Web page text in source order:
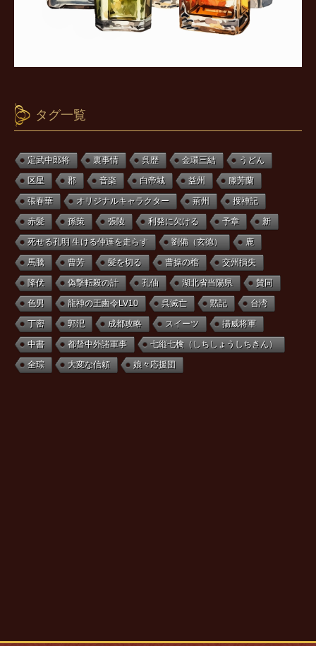
タグ一覧
定武中郎将 裏事情 呉歴 金環三結 うどん
区星 郡 音楽 白帝城 益州 滕芳蘭
張春華 オリジナルキャラクター 荊州 捜神記
赤髪 孫策 張陵 利発に欠ける 予章 新
死せる孔明 生ける仲達を走らす 劉備（玄徳） 鹿
馬騰 曹芳 髪を切る 曹操の棺 交州損失
降伏 偽撃転殺の計 孔伷 湖北省当陽県 賛同
色男 龍神の王鹵令LV10 呉滅亡 黙記 台湾
丁密 郭汜 成都攻略 スイーツ 揚威将軍
中書 都督中外諸軍事 七縦七檎（しちしょうしちきん）
全琮 大変な信頼 娘々応援団